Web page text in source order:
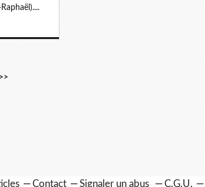
>>
Contact Signaler un abus C.G.U.